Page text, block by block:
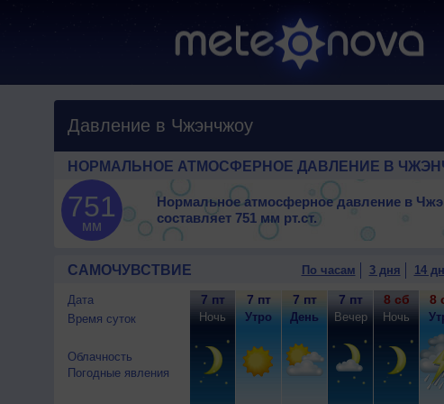
Давление в Чжэнчжоу
НОРМАЛЬНОЕ АТМОСФЕРНОЕ ДАВЛЕНИЕ В
751
мм
Нормальное атмосферное давление в
составляет 751 мм рт.ст.
САМОЧУВСТВИЕ По часам 3 дня 14
Дата
Время суток
Облачность
Погодные явления
7 пт
Ночь
7 пт
Утро
7 пт
День
7 пт
Вечер
8 сб
Ночь
8